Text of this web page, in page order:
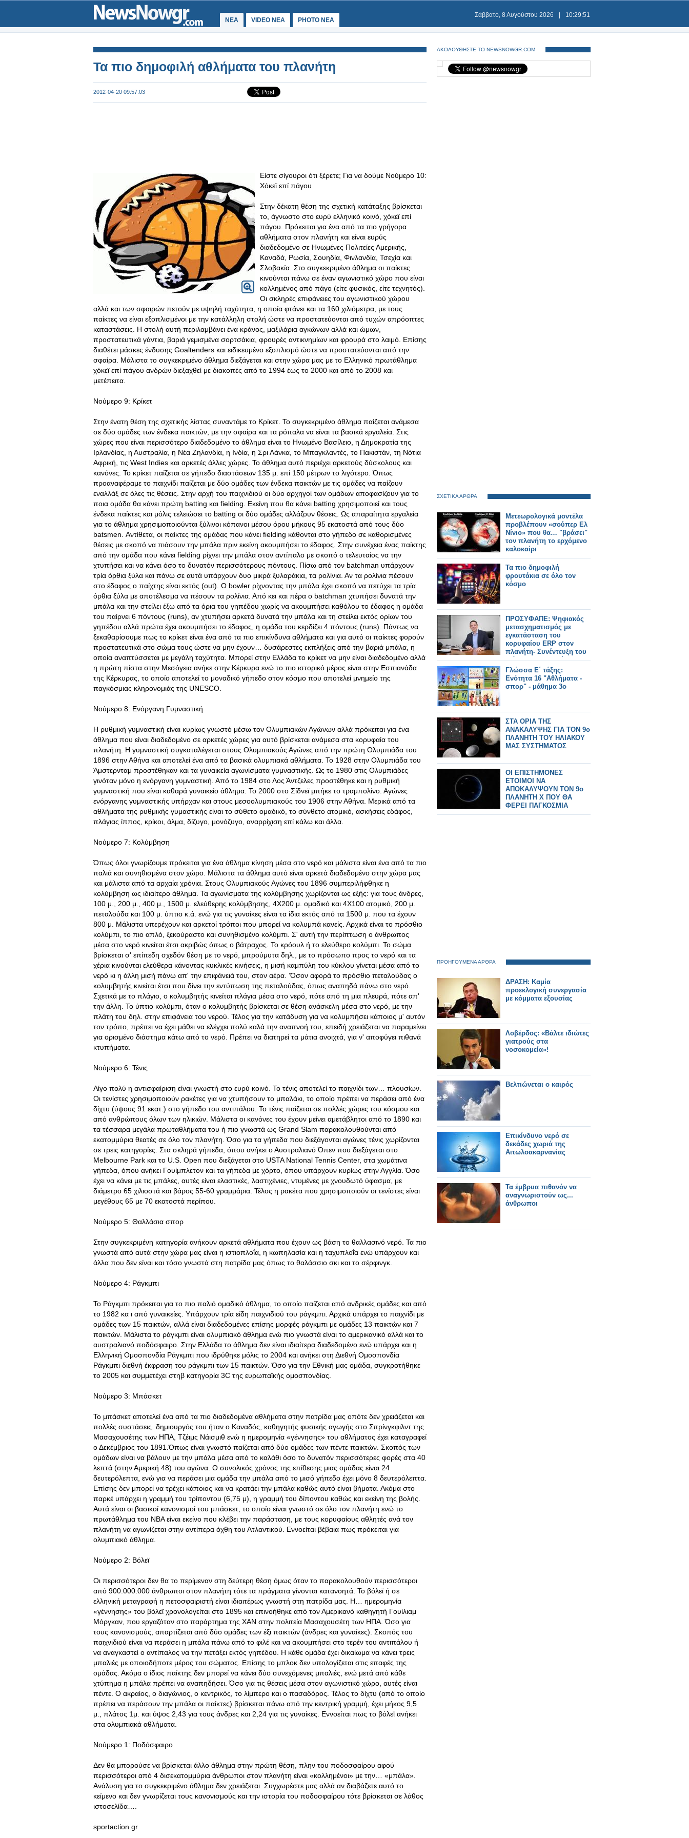
ΝΕΑ VIDEO NEA PHOTO NEA
Σάββατο, 8 Αυγούστου 2026 10:29:52
Τα πιο δημοφιλή αθλήματα του πλανήτη
2012-04-20 09:57:03
Είστε σίγουροι ότι ξέρετε; Για να δούμε Νούμερο 10:
Χόκεϊ επί πάγου
Στην δέκατη θέση της σχετική κατάταξης βρίσκεται
το, άγνωστο στο ευρύ ελληνικό κοινό, χόκεϊ επί
πάγου. Πρόκειται για ένα από τα πιο γρήγορα
αθλήματα στον πλανήτη και είναι ευρύς
διαδεδομένο σε Ηνωμένες Πολιτείες Αμερικής,
Καναδά, Ρωσία, Σουηδία, Φινλανδία, Τσεχία και
Σλοβακία. Στο συγκεκριμένο άθλημα οι παίκτες
κινούνται πάνω σε έναν αγωνιστικό χώρο που είναι
κολλημένος από πάγο (είτε φυσικός, είτε τεχνητός).
Οι σκληρές επιφάνειες του αγωνιστικού χώρου
αλλά και των σφαιρών πετούν με υψηλή ταχύτητα, η οποία φτάνει και τα 160 χιλιόμετρα, με τους
παίκτες να είναι εξοπλισμένοι με την κατάλληλη στολή ώστε να προστατεύονται από τυχών απρόοπτες
καταστάσεις. Η στολή αυτή περιλαμβάνει ένα κράνος, μαξιλάρια αγκώνων αλλά και ώμων,
προστατευτικά γάντια, βαριά γεμισμένα σορτσάκια, φρουρές αντικνημίων και φρουρά στο λαιμό. Επίσης
διαθέτει μάσκες ένδυσης Goaltenders και ειδικευμένο εξοπλισμό ώστε να προστατεύονται από την
σφαίρα. Μάλιστα το συγκεκριμένο άθλημα διεξάγεται και στην χώρα μας με το Ελληνικό πρωτάθλημα
χόκεϊ επί πάγου ανδρών διεξαχθεί με διακοπές από το 1994 έως το 2000 και από το 2008 και
μετέπειτα.
Νούμερο 9: Κρίκετ
Στην ένατη θέση της σχετικής λίστας συναντάμε το Κρίκετ. Το συγκεκριμένο άθλημα παίζεται ανάμεσα
σε δύο ομάδες των ένδεκα παικτών, με την σφαίρα και τα ρόπαλα να είναι τα βασικά εργαλεία. Στις
χώρες που είναι περισσότερο διαδεδομένο το άθλημα είναι το Ηνωμένο Βασίλειο, η Δημοκρατία της
Ιρλανδίας, η Αυστραλία, η Νέα Ζηλανδία, η Ινδία, η Σρι Λάνκα, το Μπαγκλαντές, το Πακιστάν, τη Νότια
Αφρική, τις West Indies και αρκετές άλλες χώρες. Το άθλημα αυτό περιέχει αρκετούς δύσκολους και
κανόνες. Το κρίκετ παίζεται σε γήπεδο διαστάσεων 135 μ. επί 150 μέτρων το λιγότερο. Όπως
προαναφέραμε το παιχνίδι παίζεται με δύο ομάδες των ένδεκα παικτών με τις ομάδες να παίζουν
εναλλάξ σε όλες τις θέσεις. Στην αρχή του παιχνιδιού οι δύο αρχηγοί των ομάδων αποφασίζουν για το
ποια ομάδα θα κάνει πρώτη batting και fielding. Εκείνη που θα κάνει batting χρησιμοποιεί και τους
ένδεκα παίκτες και μόλις τελειώσει το batting οι δύο ομάδες αλλάζουν θέσεις. Ως απαραίτητα εργαλεία
για το άθλημα χρησιμοποιούνται ξύλινοι κόπανοι μέσου όρου μήκους 95 εκατοστά από τους δύο
batsmen. Αντίθετα, οι παίκτες της ομάδας που κάνει fielding κάθονται στο γήπεδο σε καθορισμένες
θέσεις με σκοπό να πιάσουν την μπάλα πριν εκείνη ακουμπήσει το έδαφος. Στην συνέχεια ένας παίκτης
από την ομάδα που κάνει fielding ρίχνει την μπάλα στον αντίπαλο με σκοπό ο τελευταίος να την
χτυπήσει και να κάνει όσο το δυνατόν περισσότερους πόντους. Πίσω από τον batchman υπάρχουν
τρία όρθια ξύλα και πάνω σε αυτά υπάρχουν δυο μικρά ξυλαράκια, τα ρολίνια. Αν τα ρολίνια πέσουν
στο έδαφος ο παίχτης είναι εκτός (out). O bowler ρίχνοντας την μπάλα έχει σκοπό να πετύχει τα τρία
όρθια ξύλα με αποτέλεσμα να πέσουν τα ρολίνια. Από κει και πέρα ο batchman χτυπήσει δυνατά την
μπάλα και την στείλει έξω από τα όρια του γηπέδου χωρίς να ακουμπήσει καθόλου το έδαφος η ομάδα
του παίρνει 6 πόντους (runs), αν χτυπήσει αρκετά δυνατά την μπάλα και τη στείλει εκτός ορίων του
γηπέδου αλλά πρώτα έχει ακουμπήσει το έδαφος, η ομάδα του κερδίζει 4 πόντους (runs). Πάντως να
ξεκαθαρίσουμε πως το κρίκετ είναι ένα από τα πιο επικίνδυνα αθλήματα και για αυτό οι παίκτες φορούν
προστατευτικά στο σώμα τους ώστε να μην έχουν… δυσάρεστες εκπλήξεις από την βαριά μπάλα, η
οποία αναπτύσσεται με μεγάλη ταχύτητα. Μπορεί στην Ελλάδα το κρίκετ να μην είναι διαδεδομένο αλλά
η πρώτη πίστα στην Μεσόγεια ανήκε στην Κέρκυρα ενώ το πιο ιστορικό μέρος είναι στην Εσπιανάδα
της Κέρκυρας, το οποίο αποτελεί το μοναδικό γήπεδο στον κόσμο που αποτελεί μνημείο της
παγκόσμιας κληρονομιάς της UNESCO.
Νούμερο 8: Ενόργανη Γυμναστική
Η ρυθμική γυμναστική είναι κυρίως γνωστό μέσω τον Ολυμπιακών Αγώνων αλλά πρόκειται για ένα
άθλημα που είναι διαδεδομένο σε αρκετές χώρες για αυτό βρίσκεται ανάμεσα στα κορυφαία του
πλανήτη. Η γυμναστική συγκαταλέγεται στους Ολυμπιακούς Αγώνες από την πρώτη Ολυμπιάδα του
1896 στην Αθήνα και αποτελεί ένα από τα βασικά ολυμπιακά αθλήματα. Το 1928 στην Ολυμπιάδα του
Άμστερνταμ προστέθηκαν και τα γυναικεία αγωνίσματα γυμναστικής. Ως το 1980 στις Ολυμπιάδες
γινόταν μόνο η ενόργανη γυμναστική. Από το 1984 στο Λος Άντζελες προστέθηκε και η ρυθμική
γυμναστική που είναι καθαρά γυναικείο άθλημα. Το 2000 στο Σίδνεϊ μπήκε το τραμπολίνο. Αγώνες
ενόργανης γυμναστικής υπήρχαν και στους μεσοολυμπιακούς του 1906 στην Αθήνα. Μερικά από τα
αθλήματα της ρυθμικής γυμαστικής είναι το σύθετο ομαδικό, το σύνθετο ατομικό, ασκήσεις εδάφος,
πλάγιας ίππος, κρίκοι, άλμα, δίζυγο, μονόζυγο, αναρρίχιση επί κάλω και άλλα.
Νούμερο 7: Κολύμβηση
Όπως όλοι γνωρίζουμε πρόκειται για ένα άθλημα κίνηση μέσα στο νερό και μάλιστα είναι ένα από τα πιο
παλιά και συνηθισμένα στον χώρο. Μάλιστα τα άθλημα αυτό είναι αρκετά διαδεδομένο στην χώρα μας
και μάλιστα από τα αρχαία χρόνια. Στους Ολυμπιακούς Αγώνες του 1896 συμπεριλήφθηκε η
κολύμβηση ως ιδιαίτερο άθλημα. Τα αγωνίσματα της κολύμβησης χωρίζονται ως εξής: για τους άνδρες,
100 μ., 200 μ., 400 μ., 1500 μ. ελεύθερης κολύμβησης, 4Χ200 μ. ομαδικό και 4Χ100 ατομικό, 200 μ.
πεταλούδα και 100 μ. ύπτιο κ.ά. ενώ για τις γυναίκες είναι τα ίδια εκτός από τα 1500 μ. που τα έχουν
800 μ. Μάλιστα υπερέχουν και αρκετοί τρόποι που μπορεί να κολυμπά κανείς. Αρχικά είναι το πρόσθιο
κολύμπι, το πιο απλό, ξεκούραστο και συνηθισμένο κολύμπι. Σ' αυτή την περίπτωση ο άνθρωπος
μέσα στο νερό κινείται έτσι ακριβώς όπως ο βάτραχος. Το κρόουλ ή το ελεύθερο κολύμπι. Το σώμα
βρίσκεται σ' επίπεδη σχεδόν θέση με το νερό, μπρούμυτα δηλ., με το πρόσωπο προς το νερό και τα
χέρια κινούνται ελεύθερα κάνοντας κυκλικές κινήσεις, η μισή καμπύλη του κύκλου γίνεται μέσα από το
νερό κι η άλλη μισή πάνω απ' την επιφάνειά του, στον αέρα. ‘Όσον αφορά το πρόσθιο πεταλούδας ο
κολυμβητής κινείται έτσι που δίνει την εντύπωση της πεταλούδας, όπως αναπηδά πάνω στο νερό.
Σχετικά με το πλάγιο, ο κολυμβητής κινείται πλάγια μέσα στο νερό, πότε από τη μια πλευρά, πότε απ'
την άλλη. Το ύπτιο κολύμπι, όταν ο κολυμβητής βρίσκεται σε θέση ανάσκελη μέσα στο νερό, με την
πλάτη του δηλ. στην επιφάνεια του νερού. Τέλος για την κατάδυση για να κολυμπήσει κάποιος μ' αυτόν
τον τρόπο, πρέπει να έχει μάθει να ελέγχει πολύ καλά την αναπνοή του, επειδή χρειάζεται να παραμείνει
για ορισμένο διάστημα κάτω από το νερό. Πρέπει να διατηρεί τα μάτια ανοιχτά, για ν' αποφύγει πιθανά
κτυπήματα.
Νούμερο 6: Τένις
Λίγο πολύ η αντισφαίριση είναι γνωστή στο ευρύ κοινό. Το τένις αποτελεί το παιχνίδι των… πλουσίων.
Οι τενίστες χρησιμοποιούν ρακέτες για να χτυπήσουν το μπαλάκι, το οποίο πρέπει να περάσει από ένα
δίχτυ (ύψους 91 εκατ.) στο γήπεδο του αντιπάλου. Το τένις παίζεται σε πολλές χώρες του κόσμου και
από ανθρώπους όλων των ηλικιών. Μάλιστα οι κανόνες του έχουν μείνει αμετάβλητοι από το 1890 και
τα τέσσαρα μεγάλα πρωταθλήματα του ή πιο γνωστά ως Grand Slam παρακολουθούνται από
εκατομμύρια θεατές σε όλο τον πλανήτη. Όσο για τα γήπεδα που διεξάγονται αγώνες τένις χωρίζονται
σε τρεις κατηγορίες. Στα σκληρά γήπεδα, όπου ανήκει ο Αυστραλιανό Όπεν που διεξάγεται στο
Melbourne Park και το U.S. Open που διεξάγεται στο USTA National Tennis Center, στα χωμάτινα
γήπεδα, όπου ανήκει Γουίμπλετον και τα γήπεδα με χόρτο, όπου υπάρχουν κυρίως στην Αγγλία. Όσο
έχει να κάνει με τις μπάλες, αυτές είναι ελαστικές, λαστιχένιες, ντυμένες με χνουδωτό ύφασμα, με
διάμετρο 65 χιλιοστά και βάρος 55-60 γραμμάρια. Τέλος η ρακέτα που χρησιμοποιούν οι τενίστες είναι
μεγέθους 65 με 70 εκατοστά περίπου.
Νούμερο 5: Θαλλάσια σπορ
Στην συγκεκριμένη κατηγορία ανήκουν αρκετά αθλήματα που έχουν ως βάση το θαλλασινό νερό. Τα πιο
γνωστά από αυτά στην χώρα μας είναι η ιστιοπλοΐα, η κωπηλασία και η ταχυπλοΐα ενώ υπάρχουν και
άλλα που δεν είναι και τόσο γνωστά στη πατρίδα μας όπως το θαλάσσιο σκι και το σέρφινγκ.
Νούμερο 4: Ράγκμπι
Το Ράγκμπι πρόκειται για το πιο παλιό ομαδικό άθλημα, το οποίο παίζεται από ανδρικές ομάδες και από
το 1982 κα ι από γυναικείες. Υπάρχουν τρία είδη παιχνιδιού του ράγκμπι. Αρχικά υπάρχει το παιχνίδι με
ομάδες των 15 παικτών, αλλά είναι διαδεδομένες επίσης μορφές ράγκμπι με ομάδες 13 παικτών και 7
παικτών. Μάλιστα το ράγκμπι είναι ολυμπιακό άθλημα ενώ πιο γνωστά είναι το αμερικανικό αλλά και το
αυστραλιανό ποδόσφαιρο. Στην Ελλάδα το άθλημα δεν είναι ιδιαίτερα διαδεδομένο ενώ υπάρχει και η
Ελληνική Ομοσπονδία Ράγκμπι που ιδρύθηκε μόλις το 2004 και ανήκει στη Διεθνή Ομοσπονδία
Ράγκμπι διεθνή έκφραση του ράγκμπι των 15 παικτών. Όσο για την Εθνική μας ομάδα, συγκροτήθηκε
το 2005 και συμμετέχει στηβ κατηγορία 3C της ευρωπαϊκής ομοσπονδίας.
Νούμερο 3: Μπάσκετ
Το μπάσκετ αποτελεί ένα από τα πιο διαδεδομένα αθλήματα στην πατρίδα μας οπότε δεν χρειάζεται και
πολλές συστάσεις. δημιουργός του ήταν ο Καναδός, καθηγητής φυσικής αγωγής στο Σπρίνγκφιλντ της
Μασαχουσέτης των ΗΠΑ, Τζέιμς Νάισμιθ ενώ η ημερομηνία «γέννησης» του αθλήματος έχει καταγραφεί
ο Δεκέμβριος του 1891.Όπως είναι γνωστό παίζεται από δύο ομάδες των πέντε παικτών. Σκοπός των
ομάδων είναι να βάλουν με την μπάλα μέσα από το καλάθι όσο το δυνατόν περισσότερες φορές στα 40
λεπτά (στην Αμερική 48) του αγώνα. Ο συνολικός χρόνος της επίθεσης μιας ομάδας είναι 24
δευτερόλεπτα, ενώ για να περάσει μια ομάδα την μπάλα από το μισό γήπεδο έχει μόνο 8 δευτερόλεπτα.
Επίσης δεν μπορεί να τρέχει κάποιος και να κρατάει την μπάλα καθώς αυτό είναι βήματα. Ακόμα στο
παρκέ υπάρχει η γραμμή του τρίποντου (6,75 μ), η γραμμή του δίποντου καθώς και εκείνη της βολής.
Αυτά είναι οι βασικοί κανονισμοί του μπάσκετ, το οποίο είναι γνωστό σε όλο τον πλανήτη ενώ το
πρωτάθλημα του ΝΒΑ είναι εκείνο που κλέβει την παράσταση, με τους κορυφαίους αθλητές ανά τον
πλανήτη να αγωνίζεται στην αντίπερα όχθη του Ατλαντικού. Εννοείται βέβαια πως πρόκειται για
ολυμπιακό άθλημα.
Νούμερο 2: Βόλεϊ
Οι περισσότεροι δεν θα το περίμεναν στη δεύτερη θέση όμως όταν το παρακολουθούν περισσότεροι
από 900.000.000 άνθρωποι στον πλανήτη τότε τα πράγματα γίνονται κατανοητά. Το βόλεϊ ή σε
ελληνική μεταγραφή η πετοσφαιριστή είναι ιδιαιτέρως γνωστή στη πατρίδα μας. Η… ημερομηνία
«γέννησης» του βόλεϊ χρονολογείται στο 1895 και επινοήθηκε από τον Αμερικανό καθηγητή Γουίλιαμ
Μόργκαν, που εργαζόταν στο παράρτημα της ΧΑΝ στην πολιτεία Μασαχουσέτη των ΗΠΑ. Όσο για
τους κανονισμούς, απαρτίζεται από δύο ομάδες των έξι παικτών (άνδρες και γυναίκες). Σκοπός του
παιχνιδιού είναι να περάσει η μπάλα πάνω από το φιλέ και να ακουμπήσει στο τερέν του αντιπάλου ή
να αναγκαστεί ο αντίπαλος να την πετάξει εκτός γηπέδου. Η κάθε ομάδα έχει δικαίωμα να κάνει τρεις
μπαλιές με οποιοδήποτε μέρος του σώματος. Επίσης το μπλοκ δεν υπολογίζεται στις επαφές της
ομάδας. Ακόμα ο ίδιος παίκτης δεν μπορεί να κάνει δύο συνεχόμενες μπαλιές, ενώ μετά από κάθε
χτύπημα η μπάλα πρέπει να αναπηδήσει. Όσο για τις θέσεις μέσα στον αγωνιστικό χώρο, αυτές είναι
πέντε. Ο ακραίος, ο διαγώνιος, ο κεντρικός, το λίμπερο και ο πασαδόρος. Τέλος το δίχτυ (από το οποίο
πρέπει να περάσουν την μπάλα οι παίκτες) βρίσκεται πάνω από την κεντρική γραμμή, έχει μήκος 9,5
μ., πλάτος 1μ. και ύψος 2,43 για τους άνδρες και 2,24 για τις γυναίκες. Εννοείται πως το βόλεϊ ανήκει
στα ολυμπιακά αθλήματα.
Νούμερο 1: Ποδόσφαιρο
Δεν θα μπορούσε να βρίσκεται άλλο άθλημα στην πρώτη θέση, πλην του ποδοσφαίρου αφού
περισσότεροι από 4 δισεκατομμύρια άνθρωποι στον πλανήτη είναι «κολλημένοι» με την… «μπάλα».
Ανάλυση για το συγκεκριμένο άθλημα δεν χρειάζεται. Συγχωρέστε μας αλλά αν διαβάζετε αυτό το
κείμενο και δεν γνωρίζεται τους κανονισμούς και την ιστορία του ποδοσφαίρου τότε βρίσκεται σε λάθος
ιστοσελίδα….
sportaction.gr
ΑΚΟΛΟΥΘΗΣΤΕ ΤΟ NEWSNOWGR.COM
ΣΧΕΤΙΚΑ ΑΡΘΡΑ
Μετεωρολογικά μοντέλα
προβλέπουν «σούπερ Ελ
Νίνιο» που θα… "βράσει"
τον πλανήτη το ερχόμενο
καλοκαίρι
Τα πιο δημοφιλή
φρουτάκια σε όλο τον
κόσμο
ΠΡΟΣΥΦΑΠΕ: Ψηφιακός
μετασχηματισμός με
εγκατάσταση του
κορυφαίου ERP στον
πλανήτη- Συνέντευξη του
Γιάννη Μαλλιαρού,
προέδρου του Ομίλου
ΠΡΟΣΥΦΑΠΕ
Γλώσσα Ε΄ τάξης:
Ενότητα 16 "Αθλήματα -
σπορ" - μάθημα 3ο
ΣΤΑ ΟΡΙΑ ΤΗΣ
ΑΝΑΚΑΛΥΨΗΣ ΓΙΑ ΤΟΝ 9ο
ΠΛΑΝΗΤΗ ΤΟΥ ΗΛΙΑΚΟΥ
ΜΑΣ ΣΥΣΤΗΜΑΤΟΣ
ΟΙ ΕΠΙΣΤΗΜΟΝΕΣ
ΕΤΟΙΜΟΙ ΝΑ
ΑΠΟΚΑΛΥΨΟΥΝ ΤΟΝ 9ο
ΠΛΑΝΗΤΗ Χ ΠΟΥ ΘΑ
ΦΕΡΕΙ ΠΑΓΚΟΣΜΙΑ
ΑΝΑΤΡΟΠΗ
ΠΡΟΗΓΟΥΜΕΝΑ ΑΡΘΡΑ
ΔΡΑΣΗ: Καμία
προεκλογική συνεργασία
με κόμματα εξουσίας
Λοβέρδος: «Βάλτε ιδιώτες
γιατρούς στα
νοσοκομεία»!
Βελτιώνεται ο καιρός
Επικίνδυνο νερό σε
δεκάδες χωριά της
Αιτωλοακαρνανίας
Τα έμβρυα πιθανόν να
αναγνωριστούν ως...
άνθρωποι